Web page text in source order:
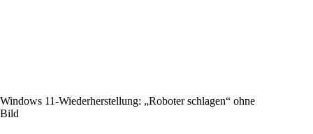
Windows 11-Wiederherstellung: „Roboter schlagen“ ohne
Bild